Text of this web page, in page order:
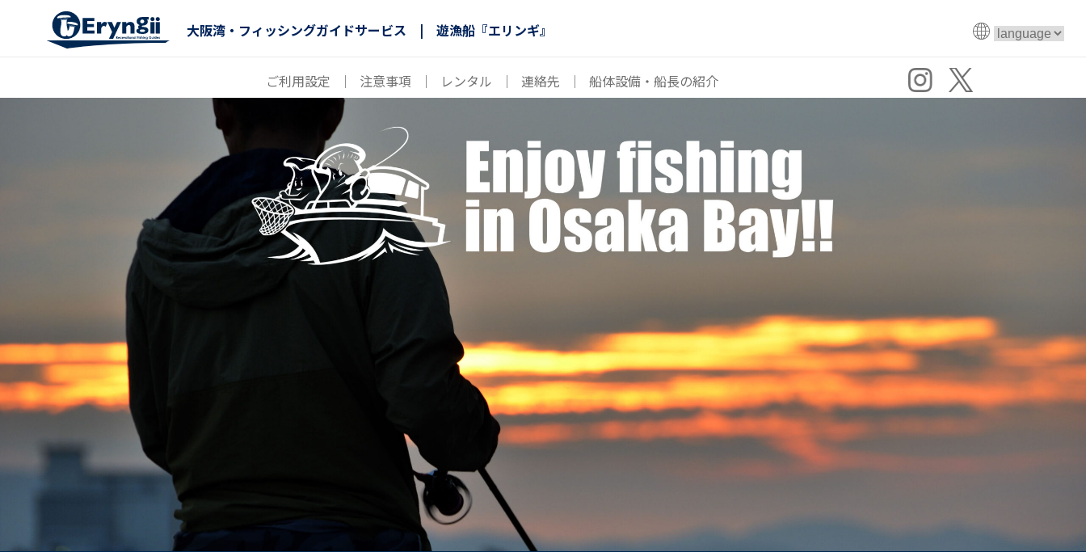
大阪湾・フィッシングガイドサービス | 遊漁船『エリンギ』
ご利用設定 ｜ 注意事項 ｜ レンタル ｜ 連絡先 ｜ 船体設備・船長の紹介